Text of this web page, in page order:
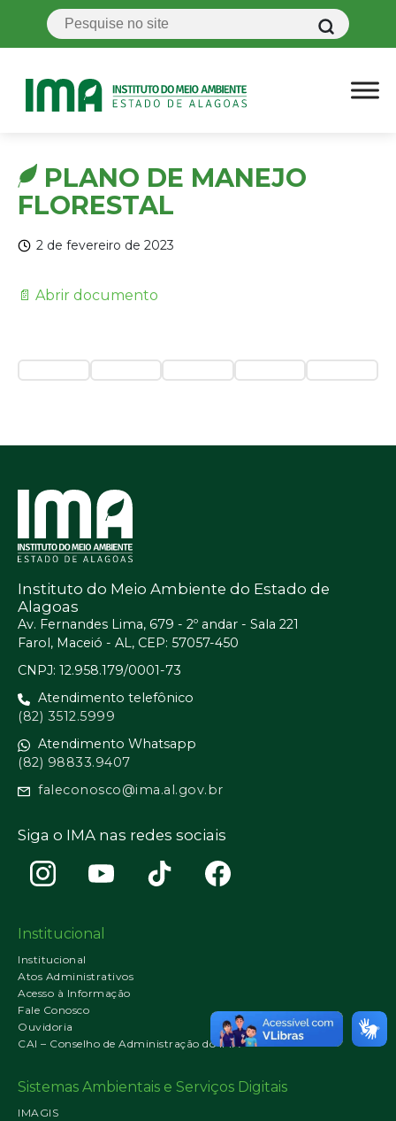
PLANO DE MANEJO
FLORESTAL
2 de fevereiro de 2023
📄 Abrir documento
Instituto do Meio Ambiente do Estado de
Alagoas
Av. Fernandes Lima, 679 - 2º andar - Sala 221
Farol, Maceió - AL, CEP: 57057-450
CNPJ: 12.958.179/0001-73
Atendimento telefônico
(82) 3512.5999
Atendimento Whatsapp
(82) 98833.9407
faleconosco@ima.al.gov.br
Siga o IMA nas redes sociais
Institucional
Institucional
Atos Administrativos
Acesso à Informação
Fale Conosco
Ouvidoria
CAI – Conselho de Administração do IMA
Sistemas Ambientais e Serviços Digitais
IMAGIS